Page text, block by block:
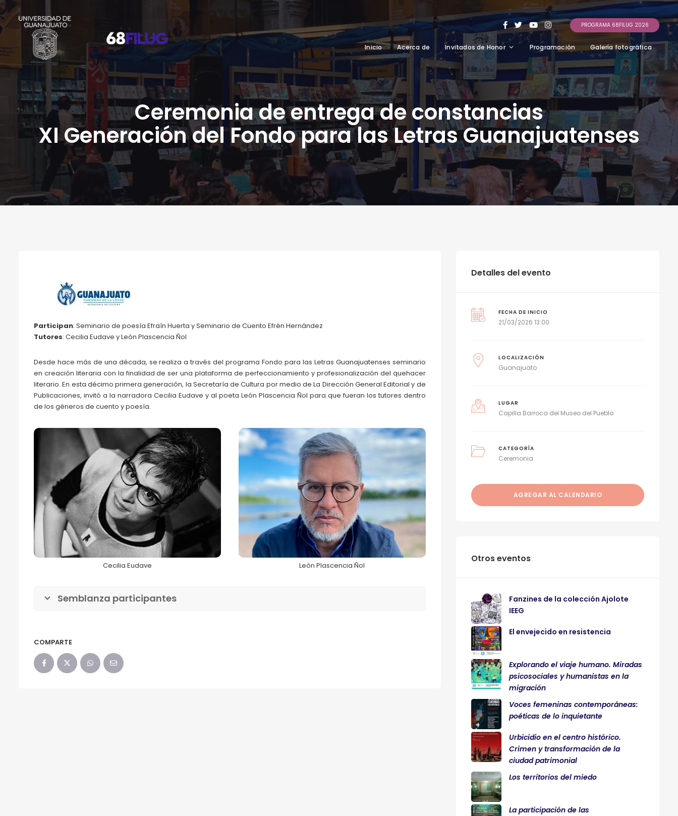
PROGRAMA 68FILUG 2026
Inicio Acerca de Invitados de Honor Programación Galería fotográfica
Ceremonia de entrega de constancias
XI Generación del Fondo para las Letras Guanajuatenses
Participan: Seminario de poesía Efraín Huerta y Seminario de Cuento Efrén Hernández
Tutores: Cecilia Eudave y León Plascencia Ñol
Desde hace más de una década, se realiza a través del programa Fondo para las Letras Guanajuatenses seminario
en creación literaria con la finalidad de ser una plataforma de perfeccionamiento y profesionalización del quehacer
literario. En esta décimo primera generación, la Secretaría de Cultura por medio de La Dirección General Editorial y de
Publicaciones, invitó a la narradora Cecilia Eudave y al poeta León Plascencia Ñol para que fueran los tutores dentro
de los géneros de cuento y poesía.
Cecilia Eudave
68FILUG 2026
Cecilia Eudave
León Plascencia Ñol
68FILUG 2026
León Plascencia Ñol
Semblanza participantes
COMPARTE
Detalles del evento
FECHA DE INICIO
21/03/2026 13:00
LOCALIZACIÓN
Guanajuato
LUGAR
Capilla Barroca del Museo del Pueblo
CATEGORÍA
Ceremonia
AGREGAR AL CALENDARIO
Otros eventos
Fanzines de la colección Ajolote
IEEG
El envejecido en resistencia
Explorando el viaje humano. Miradas
psicosociales y humanistas en la
migración
Voces femeninas contemporáneas:
poéticas de lo inquietante
Urbicidio en el centro histórico.
Crimen y transformación de la
ciudad patrimonial
Los territorios del miedo
La participación de las